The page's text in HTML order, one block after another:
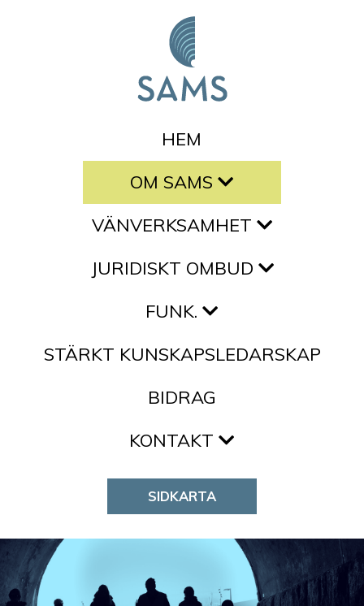
HEM
OM SAMS
VÄNVERKSAMHET
JURIDISKT OMBUD
FUNK.
STÄRKT KUNSKAPSLEDARSKAP
BIDRAG
KONTAKT
SIDKARTA